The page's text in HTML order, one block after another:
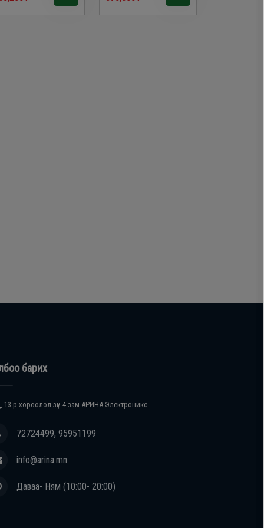
барих
13-р хороолол зүүн 4 зам АРИНА Электроникс
72724499, 95951199
info@arina.mn
Даваа- Ням (10:00- 20:00)